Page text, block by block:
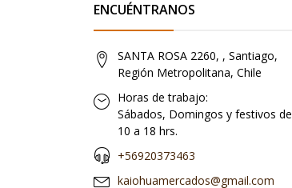
ENCUÉNTRANOS
SANTA ROSA 2260, , Santiago,
Región Metropolitana, Chile
Horas de trabajo:
Sábados, Domingos y festivos de
10 a 18 hrs.
+56920373463
kaiohuamercados@gmail.com